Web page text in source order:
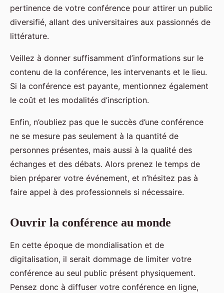
pertinence de votre conférence pour attirer un public
diversifié, allant des universitaires aux passionnés de
littérature.
Veillez à donner suffisamment d’informations sur le
contenu de la conférence, les intervenants et le lieu.
Si la conférence est payante, mentionnez également
le coût et les modalités d’inscription.
Enfin, n’oubliez pas que le succès d’une conférence
ne se mesure pas seulement à la quantité de
personnes présentes, mais aussi à la qualité des
échanges et des débats. Alors prenez le temps de
bien préparer votre événement, et n’hésitez pas à
faire appel à des professionnels si nécessaire.
Ouvrir la conférence au monde
En cette époque de mondialisation et de
digitalisation, il serait dommage de limiter votre
conférence au seul public présent physiquement.
Pensez donc à diffuser votre conférence en ligne,